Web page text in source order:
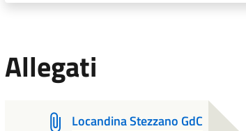
Allegati
Locandina Stezzano GdC